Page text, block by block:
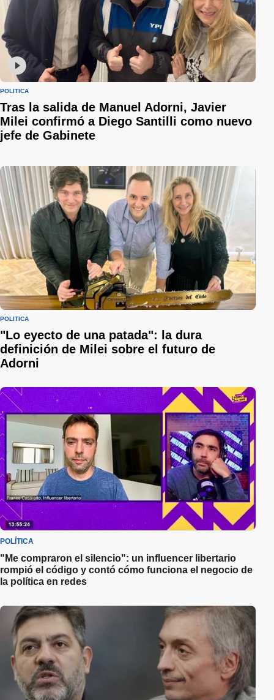
POLÍTICA
Tras la salida de Manuel Adorni, Javier
Milei confirmó a Diego Santilli como nuevo
jefe de Gabinete
POLÍTICA
"Lo eyecto de una patada": la dura
definición de Milei sobre el futuro de
Adorni
POLÍTICA
"Me compraron el silencio": un influencer libertario
rompió el código y contó cómo funciona el negocio de
la política en redes